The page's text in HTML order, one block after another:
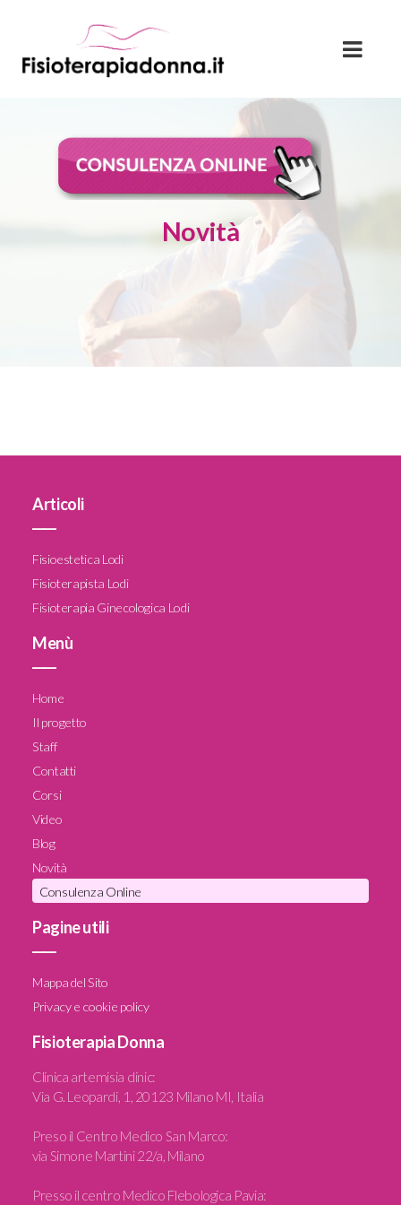
Novità
Articoli
Fisioestetica Lodi
Fisioterapista Lodi
Fisioterapia Ginecologica Lodi
Menù
Home
Il progetto
Staff
Contatti
Corsi
Video
Blog
Novità
Consulenza Online
Pagine utili
Mappa del Sito
Privacy e cookie policy
Fisioterapia Donna
Clinica artemisia clinic:
Via G. Leopardi, 1, 20123 Milano MI, Italia
Preso il Centro Medico San Marco:
via Simone Martini 22/a, Milano
Presso il centro Medico Flebologica Pavia: